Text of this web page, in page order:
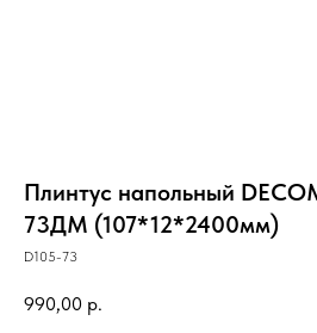
Плинтус напольный
73ДМ (107*12*2400мм)
D105-73
990,00 р.